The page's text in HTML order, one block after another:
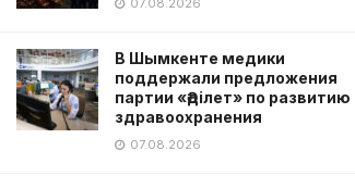
07.08.2026
В Шымкенте медики
поддержали предложения
партии «Әділет» по развитию
здравоохранения
07.08.2026